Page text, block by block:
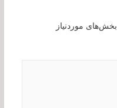
بخش‌های موردنیاز